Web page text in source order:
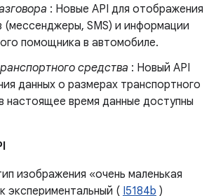
: Новые API для отображения
(мессенджеры, SMS) и информации
помощника в автомобиле.
средства : Новый API
данных о размерах транспортного
настоящее время данные доступны
изображения «очень маленькая
экспериментальный ( I5184b )